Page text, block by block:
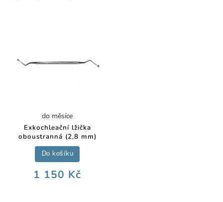
Exkochleační lžička
oboustranná (2,8 mm)
do měsíce
1 150 Kč
Do košíku